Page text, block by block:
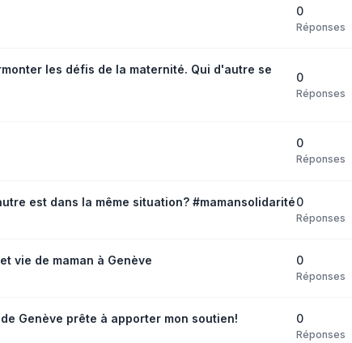
0
Réponses
les défis de la maternité. Qui d'autre se
0
Réponses
0
Réponses
est dans la même situation? #mamansolidarité0
Réponses
vie de maman à Genève 0
Réponses
Genève prête à apporter mon soutien! 0
Réponses